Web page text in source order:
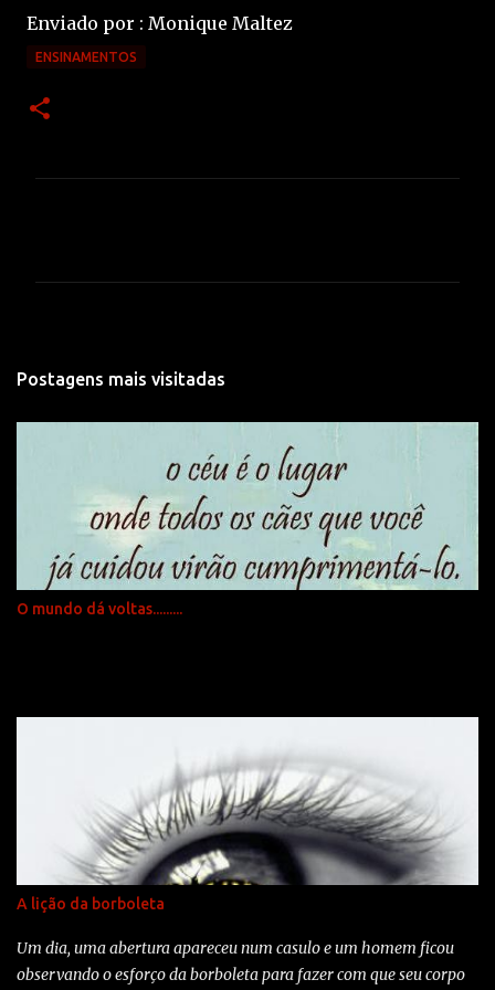
Enviado por : Monique Maltez
ENSINAMENTOS
Postagens mais visitadas
O mundo dá voltas.........
A lição da borboleta
Um dia, uma abertura apareceu num casulo e um homem ficou
observando o esforço da borboleta para fazer com que seu corpo